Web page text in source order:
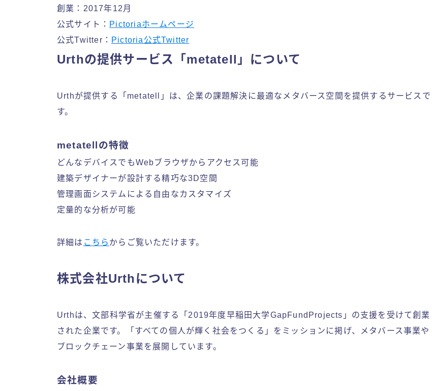
創業：2017年12月
公式サイト： Pictoriaホームページ
公式Twitter： Pictoria公式Twitter
Urthの提供サービス「metatell」について
Urthが提供する「metatell」は、企業の課題解決に最適なメタバース空間を提供するサービスで
す。
metatellの特徴
どんなデバイスでもWebブラウザからアクセス可能
建築デザイナーが設計する精巧な3D空間
管理画面システムによる自由なカスタマイズ
定量的な分析が可能
詳細は こちら からご覧いただけます。
株式会社Urthについて
Urthは、文部科学省が主催する「2019年度早稲田大学GapFundProjects」の支援を受けて創業
された企業です。「すべての個人が輝く社会をつくる」をミッションに掲げ、メタバース事業や
ブロックチェーン事業を展開しています。
会社概要